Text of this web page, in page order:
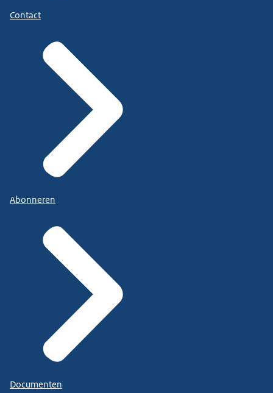
Contact
Abonneren
Documenten